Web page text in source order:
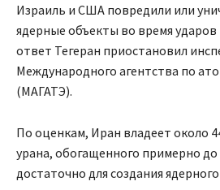
Израиль и США повредили или
ядерные объекты во время ударов
ответ Тегеран приостановил
Международного агентства по
(МАГАТЭ).
По оценкам, Иран владеет около
урана, обогащенного примерно
достаточно для создания